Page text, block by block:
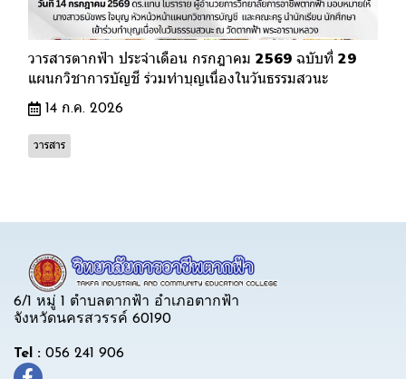
วารสารตากฟ้า ประจำเดือน กรกฎาคม 2569 ฉบับที่ 29
แผนกวิชาการบัญชี ร่วมทำบุญเนื่องในวันธรรมสวนะ
14 ก.ค. 2026
วารสาร
6/1 หมู่ 1 ตำบลตากฟ้า อำเภอตากฟ้า
จังหวัดนครสวรรค์ 60190
Tel : 056 241 906